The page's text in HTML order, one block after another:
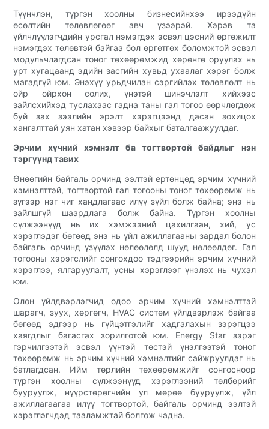
Түүнчлэн, түргэн хоолны бизнесийнхээ ирээдүйн
өсөлтийн төлөвлөгөөг авч үзээрэй. Хэрэв та
үйлчлүүлэгчдийн урсгал нэмэгдэх эсвэл цэсний өргөжилт
нэмэгдэх төлөвтэй байгаа бол өргөтгөх боломжтой эсвэл
модульчлагдсан тоног төхөөрөмжид хөрөнгө оруулах нь
урт хугацаанд эдийн засгийн хувьд ухаалаг хэрэг болж
магадгүй юм. Энэхүү урьдчилан сэргийлэх төлөвлөлт нь
ойр ойрхон солих, үнэтэй шинэчлэлт хийхээс
зайлсхийхэд туслахаас гадна таны гал тогоо өөрчлөгдөж
буй зах зээлийн эрэлт хэрэгцээнд дасан зохицох
хангалттай уян хатан хэвээр байхыг баталгаажуулдаг.
Эрчим хүчний хэмнэлт ба тогтвортой байдлыг нэн
тэргүүнд тавих
Өнөөгийн байгаль орчинд ээлтэй ертөнцөд эрчим хүчний
хэмнэлттэй, тогтвортой гал тогооны тоног төхөөрөмж нь
зүгээр нэг чиг хандлагаас илүү зүйл болж байна; энэ нь
зайлшгүй шаардлага болж байна. Түргэн хоолны
сүлжээнүүд нь их хэмжээний цахилгаан, хий, ус
хэрэглэдэг бөгөөд энэ нь үйл ажиллагааны зардал болон
байгаль орчинд үзүүлэх нөлөөлөлд шууд нөлөөлдөг. Гал
тогооны хэрэгслийг сонгохдоо тэдгээрийн эрчим хүчний
хэрэглээ, ялгаруулалт, усны хэрэглээг үнэлэх нь чухал
юм.
Олон үйлдвэрлэгчид одоо эрчим хүчний хэмнэлттэй
шарагч, зуух, хөргөгч, HVAC систем үйлдвэрлэж байгаа
бөгөөд эдгээр нь гүйцэтгэлийг хадгалахын зэрэгцээ
хаягдлыг багасгах зорилготой юм. Energy Star зэрэг
гэрчилгээтэй эсвэл үүнтэй төстэй үнэлгээтэй тоног
төхөөрөмж нь эрчим хүчний хэмнэлтийг сайжруулдаг нь
батлагдсан. Ийм төрлийн төхөөрөмжийг сонгосноор
түргэн хоолны сүлжээнүүд хэрэглээний төлбөрийг
бууруулж, нүүрстөрөгчийн ул мөрөө бууруулж, үйл
ажиллагаагаа илүү тогтвортой, байгаль орчинд ээлтэй
хэрэглэгчдэд тааламжтай болгож чадна.